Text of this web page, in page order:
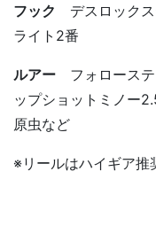
フック デスロック
ライト2番
ルアー フォローステ
ップショットミノー
原虫など
※リールはハイギア推